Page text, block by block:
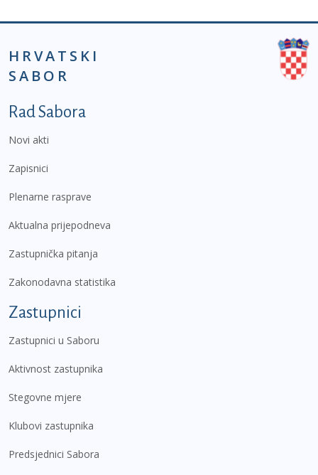
HRVATSKI
SABOR
Podnožje prvi izbornik
Rad Sabora
Novi akti
Zapisnici
Plenarne rasprave
Aktualna prijepodneva
Zastupnička pitanja
Zakonodavna statistika
Zastupnici
Zastupnici u Saboru
Aktivnost zastupnika
Stegovne mjere
Klubovi zastupnika
Predsjednici Sabora